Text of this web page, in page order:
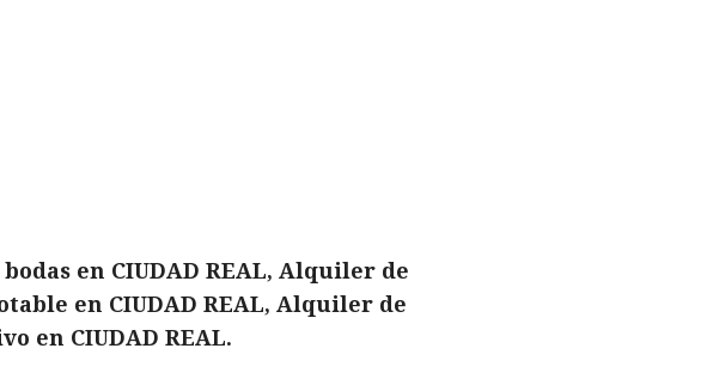
en CIUDAD REAL, Alquiler de
en CIUDAD REAL, Alquiler de
en CIUDAD REAL.